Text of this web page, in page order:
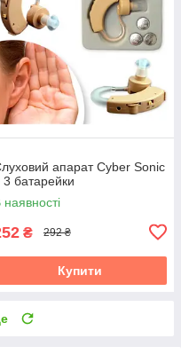
апарат Cyber Sonic
3 батарейки
наявності
₴ 292 ₴
Купити